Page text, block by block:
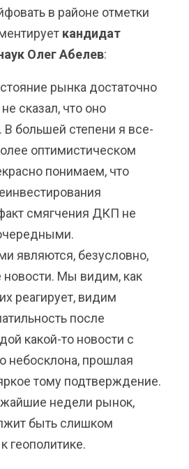
в районе отметки
кандидат
Олег Абелев:
рынка достаточно
сказал, что оно
большей степени я все-
оптимистическом
понимаем, что
смягчения ДКП не
являются, безусловно,
новости. Мы видим, как
реагирует, видим
после
какой-то новости с
небосклона, прошлая
тому подтверждение.
недели рынок,
быть слишком
геополитике.